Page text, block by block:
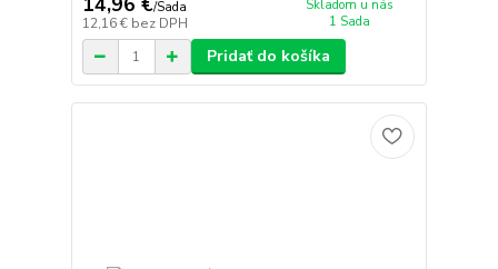
/Sada
12,16 € bez DPH
Skladom u nás
1 Sada
Pridať do košíka